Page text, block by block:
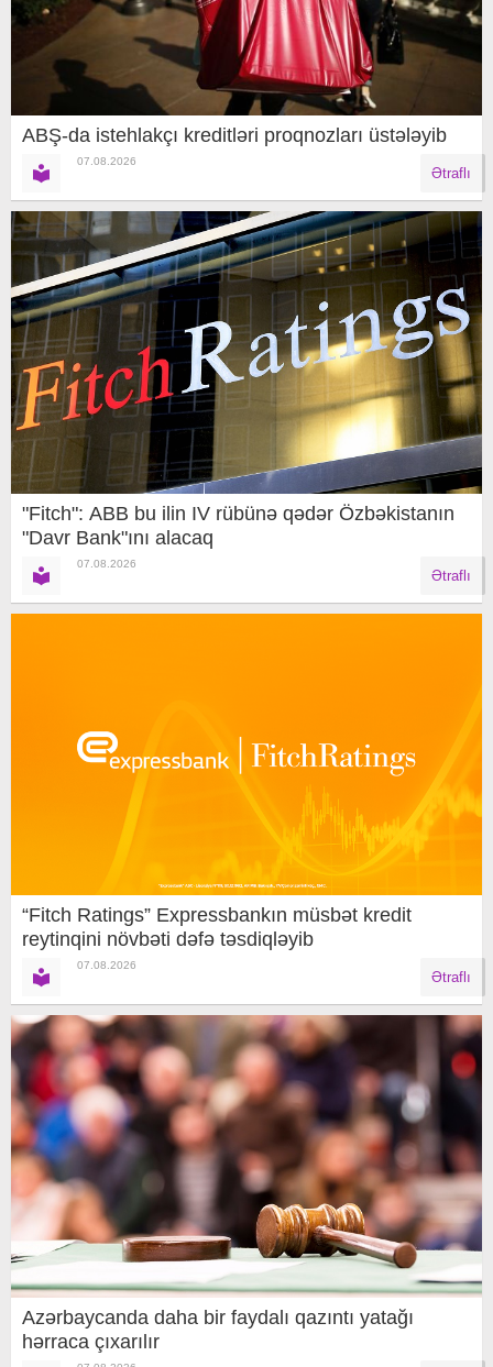
ABŞ-da istehlakçı kreditləri proqnozları üstələyib
07.08.2026
Ətraflı
"Fitch": ABB bu ilin IV rübünə qədər Özbəkistanın
"Davr Bank"ını alacaq
07.08.2026
Ətraflı
“Fitch Ratings” Expressbankın müsbət kredit
reytinqini növbəti dəfə təsdiqləyib
07.08.2026
Ətraflı
Azərbaycanda daha bir faydalı qazıntı yatağı
hərraca çıxarılır